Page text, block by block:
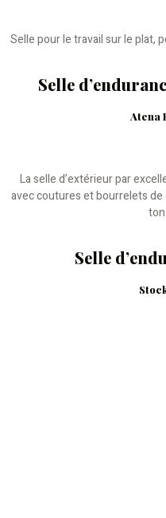
Selle pour le travail sur le plat,
Selle
Atena
La selle d’extérieur par
avec coutures et bourrelets
Selle